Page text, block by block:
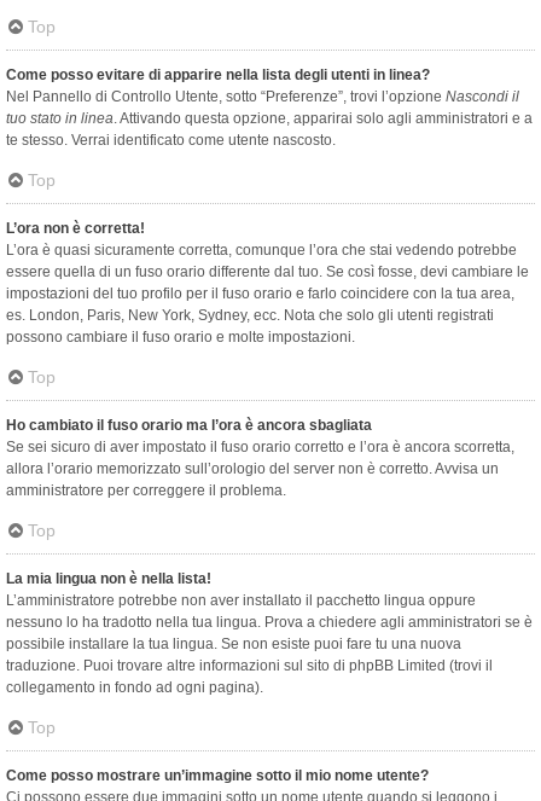
Top
Come posso evitare di apparire nella lista degli utenti in linea?
Nel Pannello di Controllo Utente, sotto “Preferenze”, trovi l’opzione Nascondi il
tuo stato in linea. Attivando questa opzione, apparirai solo agli amministratori e a
te stesso. Verrai identificato come utente nascosto.
Top
L’ora non è corretta!
L’ora è quasi sicuramente corretta, comunque l’ora che stai vedendo potrebbe
essere quella di un fuso orario differente dal tuo. Se così fosse, devi cambiare le
impostazioni del tuo profilo per il fuso orario e farlo coincidere con la tua area,
es. London, Paris, New York, Sydney, ecc. Nota che solo gli utenti registrati
possono cambiare il fuso orario e molte impostazioni.
Top
Ho cambiato il fuso orario ma l’ora è ancora sbagliata
Se sei sicuro di aver impostato il fuso orario corretto e l’ora è ancora scorretta,
allora l’orario memorizzato sull’orologio del server non è corretto. Avvisa un
amministratore per correggere il problema.
Top
La mia lingua non è nella lista!
L’amministratore potrebbe non aver installato il pacchetto lingua oppure
nessuno lo ha tradotto nella tua lingua. Prova a chiedere agli amministratori se è
possibile installare la tua lingua. Se non esiste puoi fare tu una nuova
traduzione. Puoi trovare altre informazioni sul sito di phpBB Limited (trovi il
collegamento in fondo ad ogni pagina).
Top
Come posso mostrare un’immagine sotto il mio nome utente?
Ci possono essere due immagini sotto un nome utente quando si leggono i